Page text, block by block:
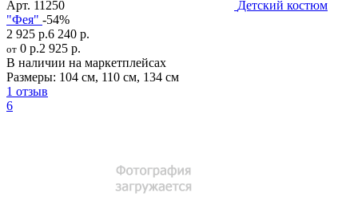
Арт. 11250
Детский костюм
"Фея" -54%
2 925 р.6 240 р.
от 0 р.2 925 р.
В наличии на маркетплейсах
Размеры: 104 см, 110 см, 134 см
1 отзыв
6